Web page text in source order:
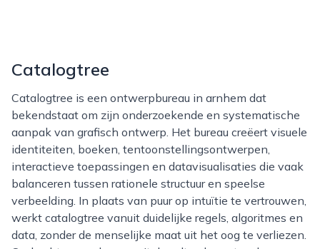
Catalogtree
Catalogtree is een ontwerpbureau in arnhem dat
bekendstaat om zijn onderzoekende en systematische
aanpak van grafisch ontwerp. Het bureau creëert visuele
identiteiten, boeken, tentoonstellingsontwerpen,
interactieve toepassingen en datavisualisaties die vaak
balanceren tussen rationele structuur en speelse
verbeelding. In plaats van puur op intuïtie te vertrouwen,
werkt catalogtree vanuit duidelijke regels, algoritmes en
data, zonder de menselijke maat uit het oog te verliezen.